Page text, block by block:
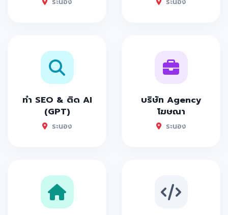
ทำ SEO & ติด AI
(GPT)
ระนอง
บริษัท Agency
โฆษณา
ระนอง